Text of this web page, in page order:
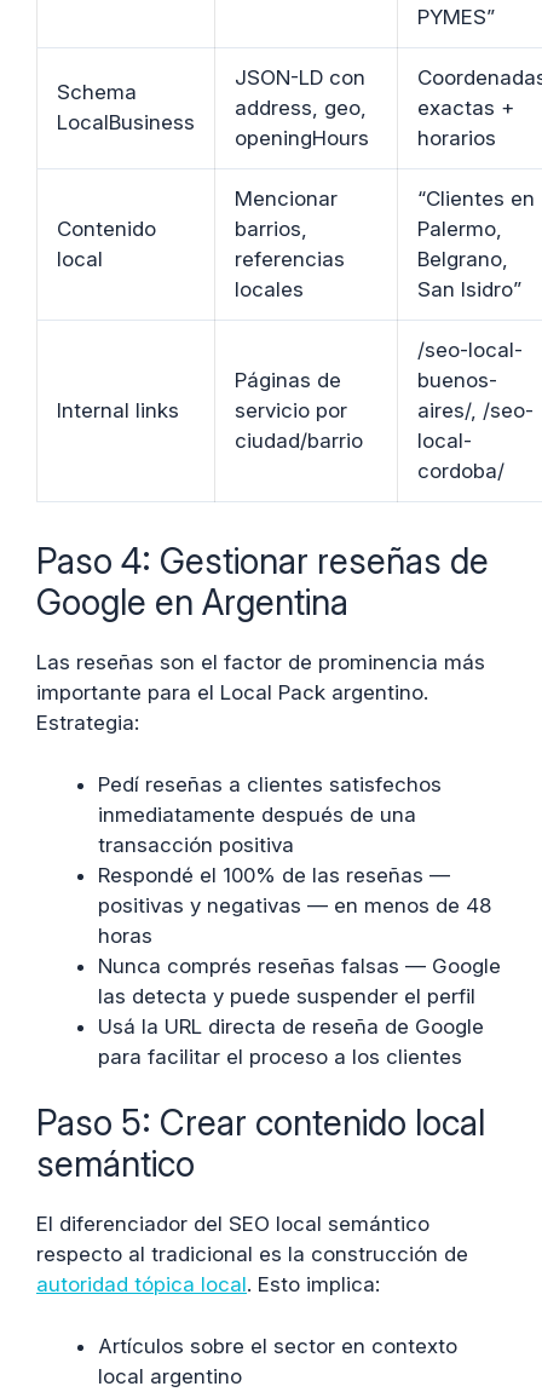
PYMES”
Schema
LocalBusiness
JSON-LD con
address, geo,
openingHours
exactas +
horarios
Contenido
local
Mencionar
barrios,
referencias
locales
“Clientes en
Palermo,
Belgrano,
San Isidro”
Internal links
Páginas de
servicio por
ciudad/barrio
/seo-local-
buenos-
aires/, /seo-
local-
cordoba/
Paso 4: Gestionar reseñas de
Google en Argentina
Las reseñas son el factor de prominencia más
importante para el Local Pack argentino.
Estrategia:
Pedí reseñas a clientes satisfechos
inmediatamente después de una
transacción positiva
Respondé el 100% de las reseñas —
positivas y negativas — en menos de 48
horas
Nunca comprés reseñas falsas — Google
las detecta y puede suspender el perfil
Usá la URL directa de reseña de Google
para facilitar el proceso a los clientes
Paso 5: Crear contenido local
semántico
El diferenciador del SEO local semántico
respecto al tradicional es la construcción de
autoridad tópica local. Esto implica:
Artículos sobre el sector en contexto
local argentino